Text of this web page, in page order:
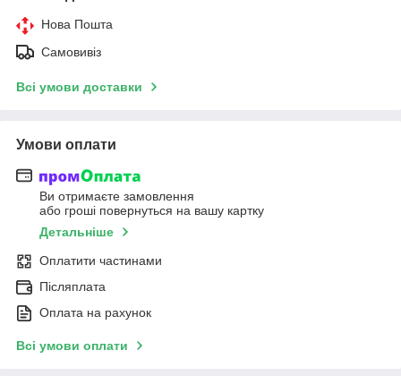
Нова Пошта
Самовивіз
Всі умови доставки
Умови оплати
Ви отримаєте замовлення
або гроші повернуться на вашу картку
Детальніше
Оплатити частинами
Післяплата
Оплата на рахунок
Всі умови оплати